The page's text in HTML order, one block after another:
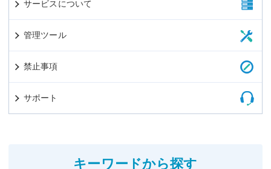
サービスについて
管理ツール
禁止事項
サポート
キーワードから探す